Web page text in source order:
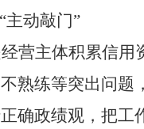
主动敲门”
营主体积累信
熟练等突出问
确政绩观，把工